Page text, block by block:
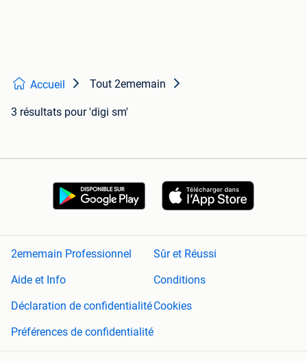
Accueil Tout 2ememain
3 résultats pour 'digi sm'
2ememain Professionnel
Sûr et Réussi
Aide et Info
Conditions
Déclaration de confidentialitéCookies
Préférences de confidentialité